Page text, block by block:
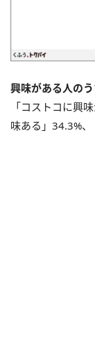
興味がある人の
「コストコに興
味ある」34.3%、